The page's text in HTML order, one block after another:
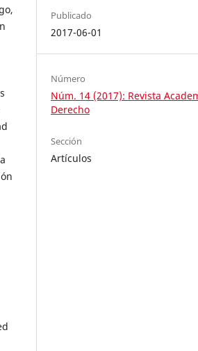
Publicado
2017-06-01
Número
Núm. 14 (2017): Revista
Derecho
Sección
Artículos